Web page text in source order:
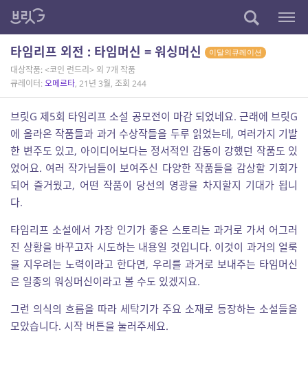
타임리프 외전 : 타임머신 = 워싱머신 이달의큐레이션
대상작품: <코인 런드리> 외 7개 작품
큐레이터: 오메르타, 21년 3월, 조회 244
브릿G 제5회 타임리프 소설 공모전이 마감 되었네요. 근래에 브릿G
에 올라온 작품들과 과거 수상작들을 두루 읽었는데, 여러가지 기발
한 변주도 있고, 아이디어보다는 정서적인 감동이 강했던 작품도 있
었어요. 여러 작가님들이 보여주신 다양한 작품들을 감상할 기회가
되어 즐거웠고, 어떤 작품이 당선의 영광을 차지할지 기대가 됩니
다.
타임리프 소설에서 가장 인기가 좋은 스토리는 과거로 가서 어그러
진 상황을 바꾸고자 시도하는 내용일 것입니다. 이것이 과거의 얼룩
을 지우려는 노력이라고 한다면, 우리를 과거로 보내주는 타임머신
은 일종의 워싱머신이라고 볼 수도 있겠지요.
그런 의식의 흐름을 따라 세탁기가 주요 소재로 등장하는 소설들을
모았습니다. 시작 버튼을 눌러주세요.